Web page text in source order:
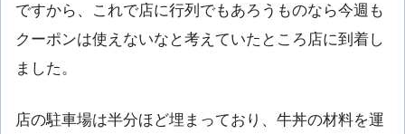
ですから、これで店に行列でもあろうものなら今週も
クーポンは使えないなと考えていたところ店に到着し
ました。
店の駐車場は半分ほど埋まっており、牛丼の材料を運